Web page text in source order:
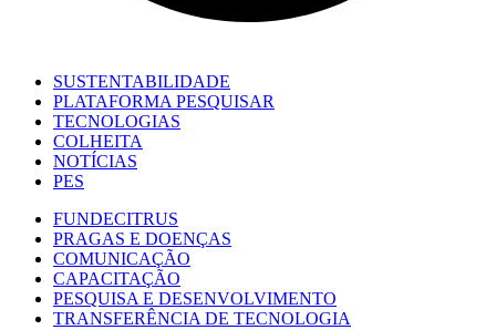
SUSTENTABILIDADE
PLATAFORMA PESQUISAR
TECNOLOGIAS
COLHEITA
NOTÍCIAS
PES
FUNDECITRUS
PRAGAS E DOENÇAS
COMUNICAÇÃO
CAPACITAÇÃO
PESQUISA E DESENVOLVIMENTO
TRANSFERÊNCIA DE TECNOLOGIA